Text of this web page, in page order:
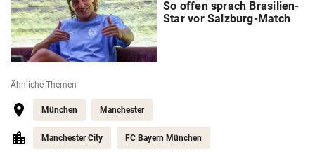
So offen sprach Brasilien-
Star vor Salzburg-Match
Ähnliche Themen
München Manchester
Manchester City FC Bayern München